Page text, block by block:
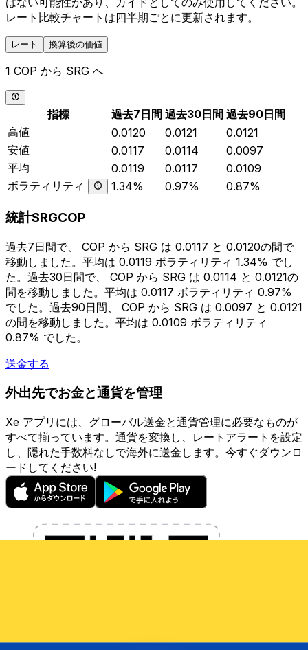
レート比較チャートは四半期ごとに更新されます。
レート 換算後の価値
1 COP から SRG へ
指標 過去7日間 過去30日間 過去90日間
高値
0.0120 0.0121
0.0121
安値
0.0117 0.0114
0.0097
平均
0.0119 0.0117
0.0109
ボラティリティ
1.34% 0.97% 0.87%
統計SRGCOP
過去7日間で、 COP から SRG は 0.0117 と 0.0120の間で
移動しました。平均は 0.0119 ボラティリティ 1.34% でし
た。過去30日間で、 COP から SRG は 0.0114 と 0.0121の
間を移動しました。平均は 0.0117 ボラティリティ 0.97%
でした。過去90日間、 COP から SRG は 0.0097 と 0.0121
の間を移動しました。平均は 0.0109 ボラティリティ
0.87% でした。
送金する
外出先でお金と通貨を管理
Xe アプリには、グローバル送金と通貨管理に必要なものが
すべて揃っています。通貨を変換し、レートアラートを設定
し、隠れた手数料なしで海外に送金します。今すぐダウンロ
ードしてください!